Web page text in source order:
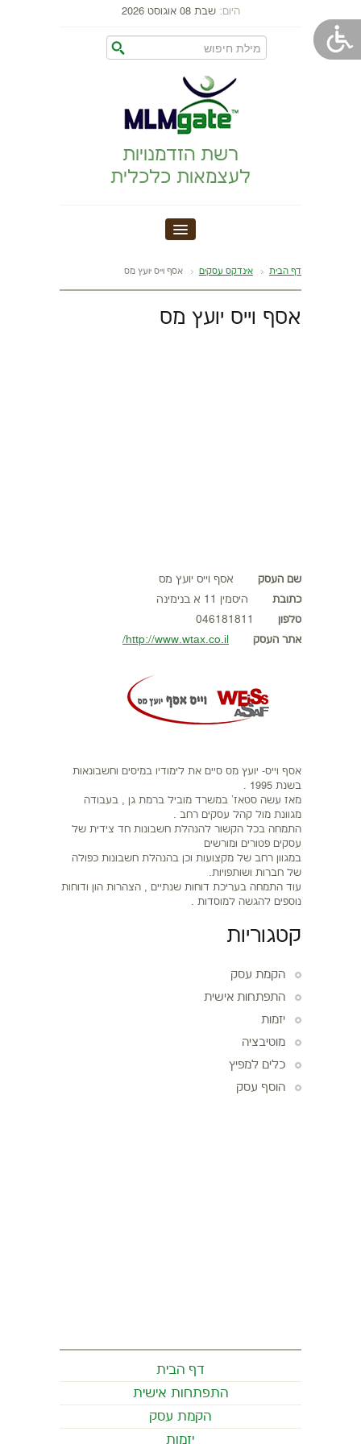
היום:שבת 08 אוגוסט 2026
רשת הזדמנויות
לעצמאות כלכלית
MLM GATE דף הבית אינדקס עסקים אסף וייס יועץ מס
אסף וייס יועץ מס
שם העסק
אסף וייס יועץ מס
כתובת
היסמין 11 א בנימינה
טלפון
046181811
אתר העסק
http://www.wtax.co.il/
אסף וייס- יועץ מס סיים את לימודיו במיסים וחשבונאות
בשנת 1995 .
מאז עשה סטאז' במשרד מוביל ברמת גן , בעבודה
מגוונת מול קהל עסקים רחב .
התמחה בכל הקשור להנהלת חשבונות חד צידית של
עסקים פטורים ומורשים
במגוון רחב של מקצועות וכן בהנהלת חשבונות כפולה
של חברות ושותפויות.
עוד התמחה בעריכת דוחות שנתיים , הצהרות הון ודוחות
נוספים להגשה למוסדות .
קטגוריות
הקמת עסק
התפתחות אישית
יזמות
מוטיבציה
כלים למפיץ
הוסף עסק
דף הבית
התפתחות אישית
הקמת עסק
יזמות